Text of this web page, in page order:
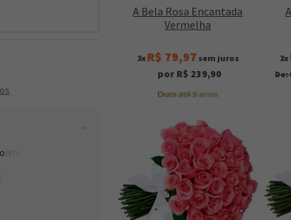
A Bela Rosa Encantada
Vermelha
3x R$ 79,97 sem juros
por R$ 239,90
3x
De: